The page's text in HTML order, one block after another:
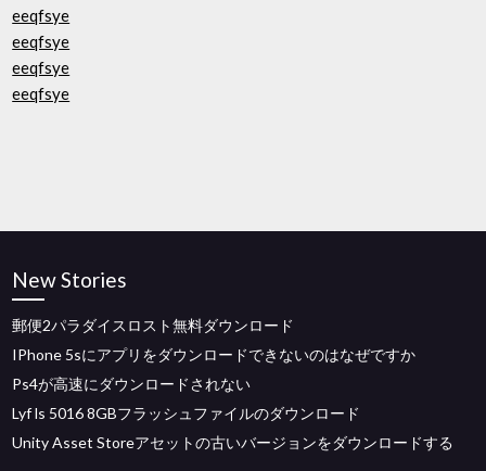
eeqfsye
eeqfsye
eeqfsye
eeqfsye
New Stories
郵便2パラダイスロスト無料ダウンロード
IPhone 5sにアプリをダウンロードできないのはなぜですか
Ps4が高速にダウンロードされない
Lyf ls 5016 8GBフラッシュファイルのダウンロード
Unity Asset Storeアセットの古いバージョンをダウンロードする